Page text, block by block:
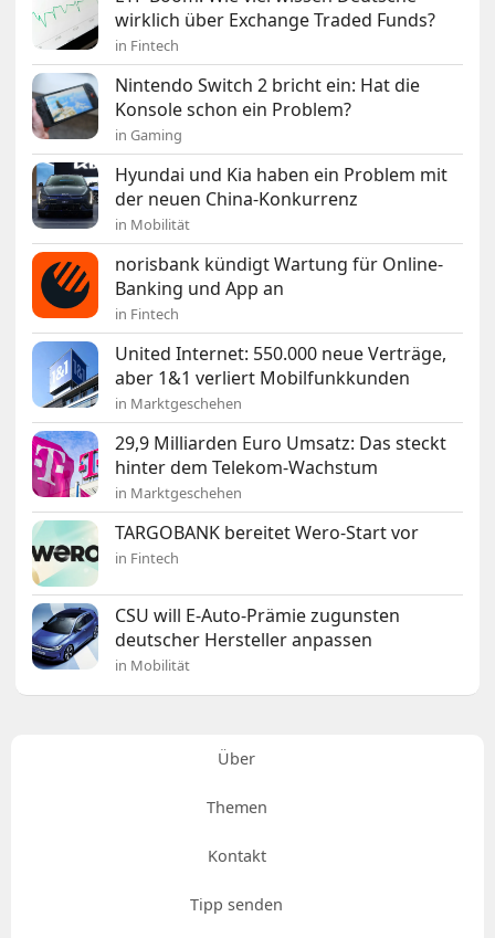
wirklich über Exchange Traded Funds?
in Fintech
Nintendo Switch 2 bricht ein: Hat die
Konsole schon ein Problem?
in Gaming
Hyundai und Kia haben ein Problem mit
der neuen China-Konkurrenz
in Mobilität
norisbank kündigt Wartung für Online-
Banking und App an
in Fintech
United Internet: 550.000 neue Verträge,
aber 1&1 verliert Mobilfunkkunden
in Marktgeschehen
29,9 Milliarden Euro Umsatz: Das steckt
hinter dem Telekom-Wachstum
in Marktgeschehen
TARGOBANK bereitet Wero-Start vor
in Fintech
CSU will E-Auto-Prämie zugunsten
deutscher Hersteller anpassen
in Mobilität
Über
Themen
Kontakt
Tipp senden